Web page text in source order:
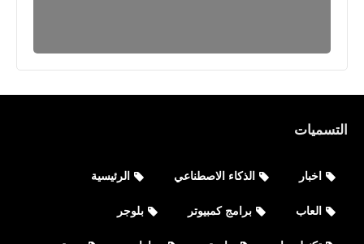
التسميات
اخبار الذكاء الاصطناعي الرئيسية
العاب برامج كمبيوتر بلوجر